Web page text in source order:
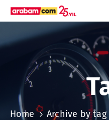
Home Archive by